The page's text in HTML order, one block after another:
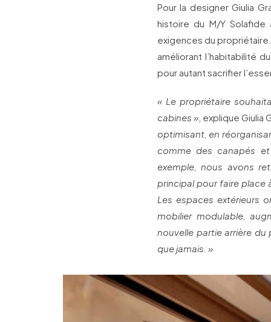
Pour la designer Giulia
histoire du M/Y Solafide
exigences du
améliorant l’habitabilité
pour autant sacrifier
« Le propriétaire
cabines » , explique Giulia
optimisant, en
comme des canapés
exemple, nous avons
principal pour faire
Les espaces extérieurs
mobilier modulable,
nouvelle partie arrière
que jamais. »